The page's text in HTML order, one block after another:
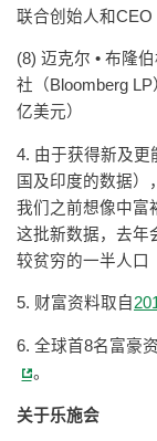
联合创始人和CEO
(8) 迈克尔 • 布隆
社（Bloomberg
亿美元）
4. 由于获得新及更
国及印度的数据）
我们之前想像中富
这批新数据，去年
较贫穷的一半人口
5. 财富资料取自
6. 全球首8名富豪
。
关于乐施会